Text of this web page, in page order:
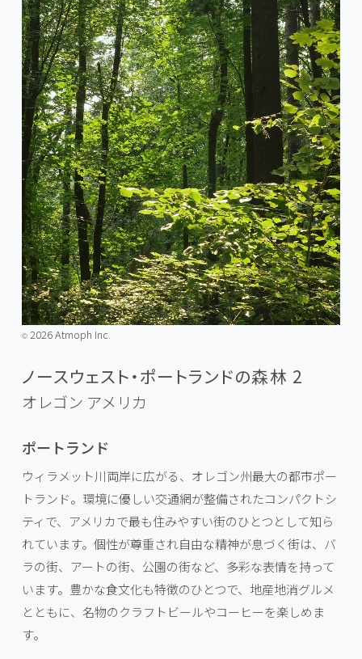
©️2026 Atmoph Inc.
ノースウェスト・ポートランドの森林 2
オレゴン アメリカ
ポートランド
ウィラメット川両岸に広がる、オレゴン州最大の都市ポー
トランド。環境に優しい交通網が整備されたコンパクトシ
ティで、アメリカで最も住みやすい街のひとつとして知ら
れています。個性が尊重され自由な精神が息づく街は、バ
ラの街、アートの街、公園の街など、多彩な表情を持って
います。豊かな食文化も特徴のひとつで、地産地消グルメ
とともに、名物のクラフトビールやコーヒーを楽しめま
す。